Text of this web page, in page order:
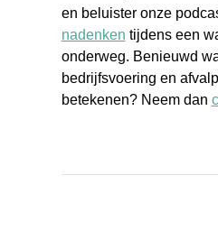
en beluister onze
nadenken tijdens een
onderweg. Benieuwd
bedrijfsvoering en
betekenen? Neem dan